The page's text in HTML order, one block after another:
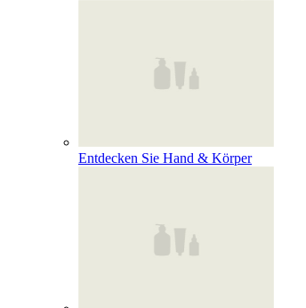
Entdecken Sie Hand & Körper